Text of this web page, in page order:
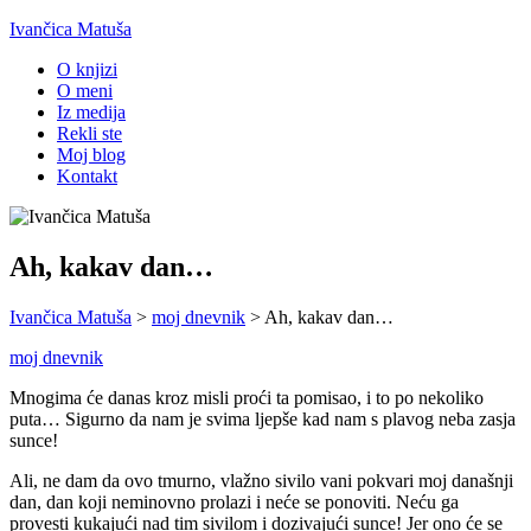
Ivančica Matuša
O knjizi
O meni
Iz medija
Rekli ste
Moj blog
Kontakt
Ah, kakav dan…
Ivančica Matuša > moj dnevnik > Ah, kakav dan…
moj dnevnik
Mnogima će danas kroz misli proći ta pomisao, i to po nekoliko
puta… Sigurno da nam je svima ljepše kad nam s plavog neba zasja
sunce!
Ali, ne dam da ovo tmurno, vlažno sivilo vani pokvari moj današnji
dan, dan koji neminovno prolazi i neće se ponoviti. Neću ga
provesti kukajući nad tim sivilom i dozivajući sunce! Jer ono će se